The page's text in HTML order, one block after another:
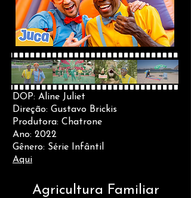
DOP: Aline Juliet
Direção: Gustavo Brickis
Produtora: Chatrone
Ano: 2022
Gênero: Série Infântil
Aqui
Agricultura Familiar